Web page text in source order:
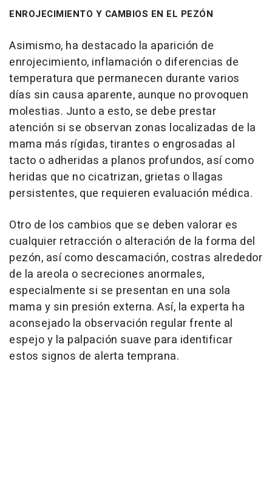
ENROJECIMIENTO Y CAMBIOS EN EL PEZÓN
Asimismo, ha destacado la aparición de
enrojecimiento, inflamación o diferencias de
temperatura que permanecen durante varios
días sin causa aparente, aunque no provoquen
molestias. Junto a esto, se debe prestar
atención si se observan zonas localizadas de la
mama más rígidas, tirantes o engrosadas al
tacto o adheridas a planos profundos, así como
heridas que no cicatrizan, grietas o llagas
persistentes, que requieren evaluación médica.
Otro de los cambios que se deben valorar es
cualquier retracción o alteración de la forma del
pezón, así como descamación, costras alrededor
de la areola o secreciones anormales,
especialmente si se presentan en una sola
mama y sin presión externa. Así, la experta ha
aconsejado la observación regular frente al
espejo y la palpación suave para identificar
estos signos de alerta temprana.